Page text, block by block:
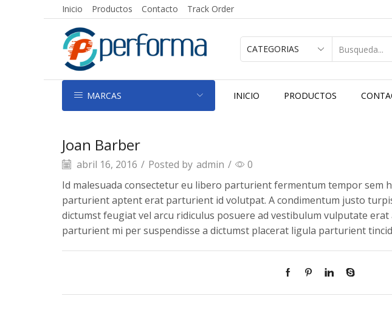
Inicio Productos Contacto Track Order
MARCAS INICIO PRODUCTOS
Joan Barber
abril 16, 2016 / Posted by admin /
0
Id malesuada consectetur eu libero parturient fermentum tempor sem
parturient aptent erat parturient id volutpat. A condimentum justo
dictumst feugiat vel arcu ridiculus posuere ad vestibulum vulputate
parturient mi per suspendisse a dictumst placerat ligula parturient